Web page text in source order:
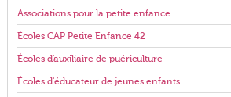
Associations pour la petite enfance
Écoles CAP Petite Enfance 42
Écoles d'auxiliaire de puériculture
Écoles d'éducateur de jeunes enfants